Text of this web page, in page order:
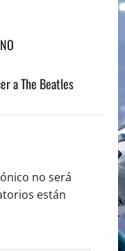
a The Beatles
no será
están